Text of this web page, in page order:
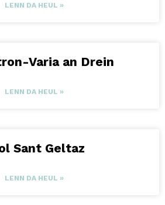
LENN DA HEUL »
Varia an Drein
LENN DA HEUL »
Sant Geltaz
LENN DA HEUL »